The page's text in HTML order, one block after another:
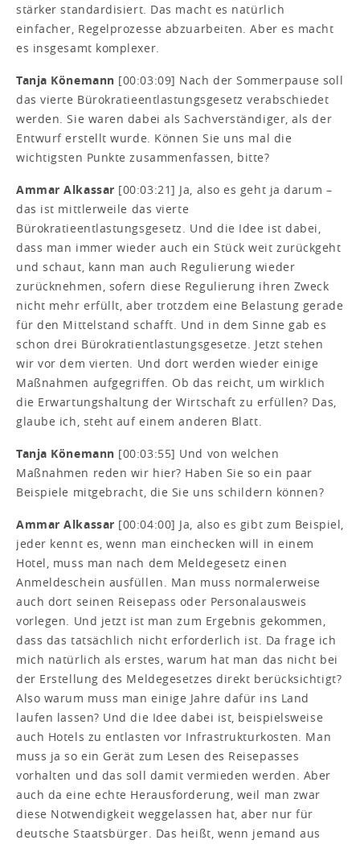
stärker standardisiert. Das macht es natürlich
einfacher, Regelprozesse abzuarbeiten. Aber es macht
es insgesamt komplexer.
Tanja Könemann [00:03:09] Nach der Sommerpause soll
das vierte Bürokratieentlastungsgesetz verabschiedet
werden. Sie waren dabei als Sachverständiger, als der
Entwurf erstellt wurde. Können Sie uns mal die
wichtigsten Punkte zusammenfassen, bitte?
Ammar Alkassar [00:03:21] Ja, also es geht ja darum –
das ist mittlerweile das vierte
Bürokratieentlastungsgesetz. Und die Idee ist dabei,
dass man immer wieder auch ein Stück weit zurückgeht
und schaut, kann man auch Regulierung wieder
zurücknehmen, sofern diese Regulierung ihren Zweck
nicht mehr erfüllt, aber trotzdem eine Belastung gerade
für den Mittelstand schafft. Und in dem Sinne gab es
schon drei Bürokratientlastungsgesetze. Jetzt stehen
wir vor dem vierten. Und dort werden wieder einige
Maßnahmen aufgegriffen. Ob das reicht, um wirklich
die Erwartungshaltung der Wirtschaft zu erfüllen? Das,
glaube ich, steht auf einem anderen Blatt.
Tanja Könemann [00:03:55] Und von welchen
Maßnahmen reden wir hier? Haben Sie so ein paar
Beispiele mitgebracht, die Sie uns schildern können?
Ammar Alkassar [00:04:00] Ja, also es gibt zum Beispiel,
jeder kennt es, wenn man einchecken will in einem
Hotel, muss man nach dem Meldegesetz einen
Anmeldeschein ausfüllen. Man muss normalerweise
auch dort seinen Reisepass oder Personalausweis
vorlegen. Und jetzt ist man zum Ergebnis gekommen,
dass das tatsächlich nicht erforderlich ist. Da frage ich
mich natürlich als erstes, warum hat man das nicht bei
der Erstellung des Meldegesetzes direkt berücksichtigt?
Also warum muss man einige Jahre dafür ins Land
laufen lassen? Und die Idee dabei ist, beispielsweise
auch Hotels zu entlasten vor Infrastrukturkosten. Man
muss ja so ein Gerät zum Lesen des Reisepasses
vorhalten und das soll damit vermieden werden. Aber
auch da eine echte Herausforderung, weil man zwar
diese Notwendigkeit weggelassen hat, aber nur für
deutsche Staatsbürger. Das heißt, wenn jemand aus